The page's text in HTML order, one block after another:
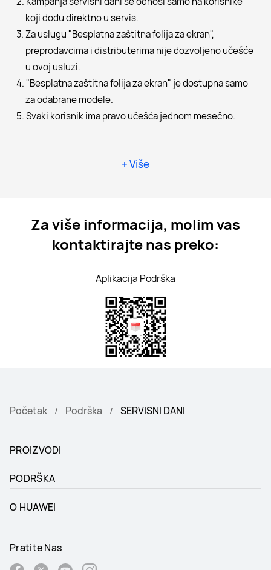
koji dođu direktno u servis.
3. Za uslugu "Besplatna zaštitna folija za ekran",
preprodavcima i distributerima nije dozvoljeno učešće
u ovoj usluzi.
4. "Besplatna zaštitna folija za ekran" je dostupna samo
za odabrane modele.
5. Svaki korisnik ima pravo učešća jednom mesečno.
+ Više
Za više informacija, molim vas
kontaktirajte nas preko:
Aplikacija Podrška
Početak Podrška SERVISNI DANI
PROIZVODI
PODRŠKA
O HUAWEI
Pratite Nas